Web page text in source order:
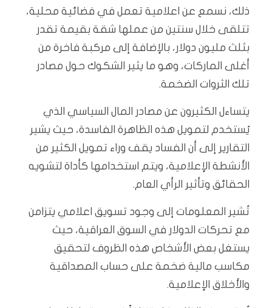
ذلك، نسمع عن اعلامية تعمل في فضائية محلية،
تتلقى خلال سنتين من عملها شقة بقيمة تقدر
بثلث مليون دولار، بالإضافة إلى مركبة فاخرة من
أغلى الماركات، وهو ما يثير الشكوك حول مصادر
تلك الثروات الضخمة.
يتساءل الكثيرون عن مصادر المال السياسي الذي
يُستخدم لتمويل هذه الظاهرة الفاسدة، حيث يشير
التقارير إلى أن الفساد يقف وراء تمويل الكثير من
الأنشطة الإعلامية، ويتم استخدامها كأداة لتشويه
الحقائق وتأثير الرأي العام.
تُشير المعلومات إلى وجود تسويق اعلامي يتزامن
مع تحركات الدولار في السوق العراقية، حيث
يستغل بعض الأشخاص هذه الظروف لتحقيق
مكاسب مالية ضخمة على حساب المصداقية
والأخلاق الإعلامية.